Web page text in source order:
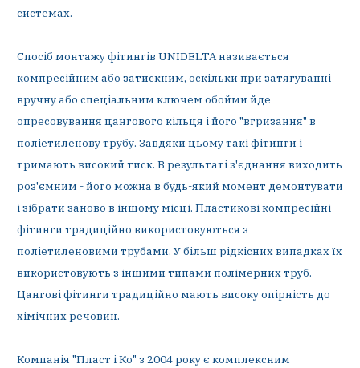
системах.
Спосіб монтажу фітингів UNIDELTA називається
компресійним або затискним, оскільки при затягуванні
вручну або спеціальним ключем обойми йде
опресовування цангового кільця і його "вгризання" в
поліетиленову трубу. Завдяки цьому такі фітинги і
тримають високий тиск. В результаті з'єднання виходить
роз'ємним - його можна в будь-який момент демонтувати
і зібрати заново в іншому місці. Пластикові компресійні
фітинги традиційно використовуються з
поліетиленовими трубами. У більш рідкісних випадках їх
використовують з іншими типами полімерних труб.
Цангові фітинги традиційно мають високу опірність до
хімічних речовин.
Компанія "Пласт і Ко" з 2004 року є комплексним